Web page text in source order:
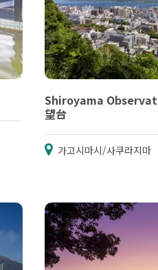
Shiroyama
望台
가고시마시/사쿠라지마